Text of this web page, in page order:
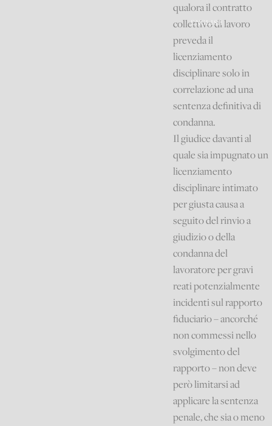
ENGLISH
qualora il contratto
collettivo di lavoro
preveda il
licenziamento
disciplinare solo in
correlazione ad una
sentenza definitiva di
condanna.
Il giudice davanti al
quale sia impugnato un
licenziamento
disciplinare intimato
per giusta causa a
seguito del rinvio a
giudizio o della
condanna del
lavoratore per gravi
reati potenzialmente
incidenti sul rapporto
fiduciario – ancorché
non commessi nello
svolgimento del
rapporto – non deve
però limitarsi ad
applicare la sentenza
penale, che sia o meno